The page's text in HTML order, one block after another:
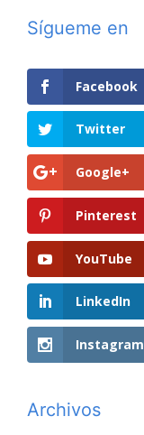
Sígueme en
Facebook
Twitter
Google+
Pinterest
YouTube
LinkedIn
Instagram
Archivos